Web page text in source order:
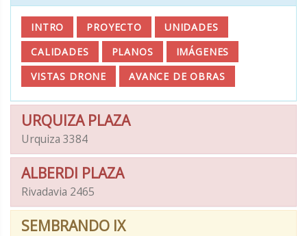
INTRO PROYECTO
UNIDADES
CALIDADES
PLANOS
IMÁGENES
VISTAS DRONE
AVANCE DE OBRAS
URQUIZA PLAZA
Urquiza 3384
ALBERDI PLAZA
Rivadavia 2465
SEMBRANDO IX